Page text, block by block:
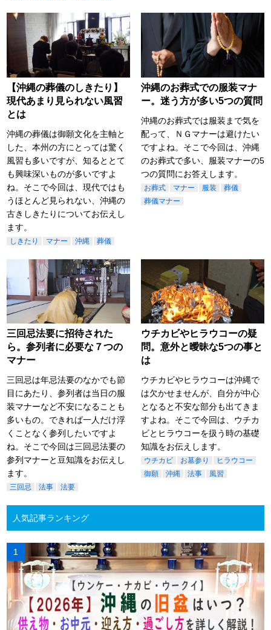
【沖縄の葬儀のしきたり】
現代あまり見られない風習
とは
沖縄の葬儀は御願文化を主軸と
した、本州の方にとっては驚く
風習も多いですが、知るととて
も興味深いものが多いですよ
ね。そこで今回は、現代ではも
うほとんど見られない、沖縄の
古きしきたりについてお伝えし
ます。
しきたり マナー 沖縄 葬儀
沖縄のお葬式での服装マナ
ー。迷う方が多い5つの質問
沖縄のお葬式では服装まで気を
配って、ＮＧマナーは避けたい
ですよね。そこで今回は、沖縄
のお葬式で多い、服装マナーの5
つの質問にお答えします。
お葬式 マナー 服装
葬儀
葬儀マナー
三回忌法要に招待された
ら。参列者に必要な７つの
マナー
三回忌は年忌法要のなかでも節
目にあたり、参列者は当日の服
装マナーなど不安になることも
多いもの。できれば一人だけ浮
くことなく参列したいですよ
ね。そこで今回は三回忌法要の
参列マナーと豆知識をお伝えし
ます。
三回忌 法事 法要
ウチカビやヒラウコーの疑
問。意外と曖昧な5つの事と
は
ウチカビやヒラウコーは沖縄で
は欠かせませんが、自分が中心
となると不安な部分も出てきま
すよね。そこで今回は、ウチカ
ビとヒラウコーを扱う時の基礎
知識をお伝えします。
ウチカビ お墓参り
ヒラウコー
御願
沖縄 法事 風習
人気記事ランキング